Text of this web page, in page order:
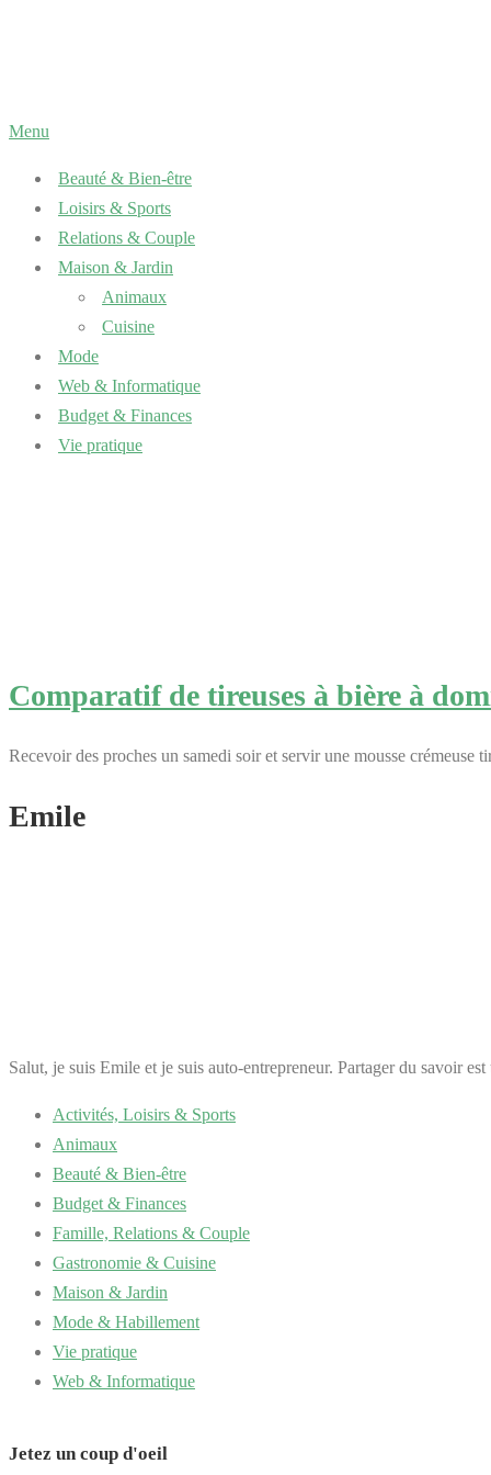
Menu
Beauté & Bien-être
Loisirs & Sports
Relations & Couple
Maison & Jardin
Animaux
Cuisine
Mode
Web & Informatique
Budget & Finances
Vie pratique
Comparatif de tireuses à bière à
Recevoir des proches un samedi soir et servir une mousse crémeuse
Emile
Salut, je suis Emile et je suis auto-entrepreneur. Partager du savoir
Activités, Loisirs & Sports
Animaux
Beauté & Bien-être
Budget & Finances
Famille, Relations & Couple
Gastronomie & Cuisine
Maison & Jardin
Mode & Habillement
Vie pratique
Web & Informatique
Jetez un coup d'oeil